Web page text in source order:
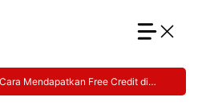
Cara Mendapatkan Free Credit di